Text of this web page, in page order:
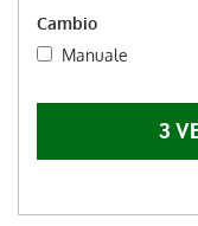
Cambio
Manuale
3